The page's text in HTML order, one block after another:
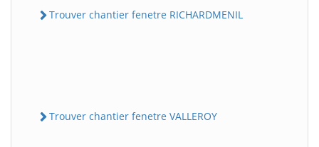
Trouver chantier fenetre RICHARDMENIL
Trouver chantier fenetre VALLEROY